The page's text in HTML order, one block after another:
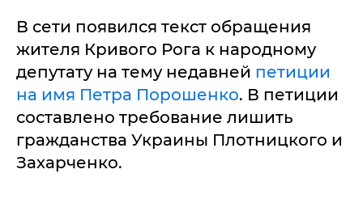
В сети появился текст обращения
жителя Кривого Рога к народному
депутату на тему недавней петиции
на имя Петра Порошенко. В петиции
составлено требование лишить
гражданства Украины Плотницкого и
Захарченко.